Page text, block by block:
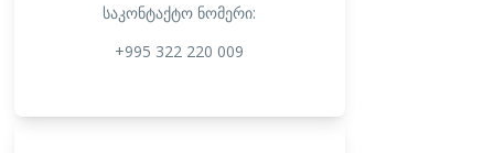
საკონტაქტო ნომერი:
+995 322 220 009